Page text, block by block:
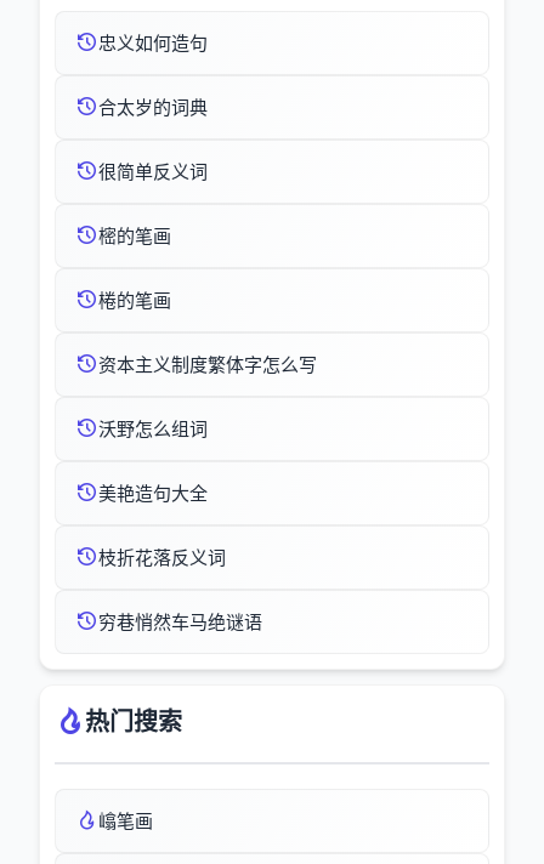
忠义如何造句
合太岁的词典
很简单反义词
樒的笔画
棬的笔画
资本主义制度繁体字怎么写
沃野怎么组词
美艳造句大全
枝折花落反义词
穷巷悄然车马绝谜语
热门搜索
嶖笔画